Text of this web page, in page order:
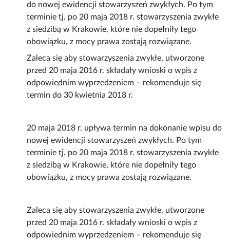
do nowej ewidencji stowarzyszeń zwykłych. Po tym
terminie tj. po 20 maja 2018 r. stowarzyszenia zwykłe
z siedzibą w Krakowie, które nie dopełniły tego
obowiązku, z mocy prawa zostają rozwiązane.
Zaleca się aby stowarzyszenia zwykłe, utworzone
przed 20 maja 2016 r. składały wnioski o wpis z
odpowiednim wyprzedzeniem – rekomenduje się
termin do 30 kwietnia 2018 r.
20 maja 2018 r. upływa termin na dokonanie wpisu do
nowej ewidencji stowarzyszeń zwykłych. Po tym
terminie tj. po 20 maja 2018 r. stowarzyszenia zwykłe
z siedzibą w Krakowie, które nie dopełniły tego
obowiązku, z mocy prawa zostają rozwiązane.
Zaleca się aby stowarzyszenia zwykłe, utworzone
przed 20 maja 2016 r. składały wnioski o wpis z
odpowiednim wyprzedzeniem – rekomenduje się